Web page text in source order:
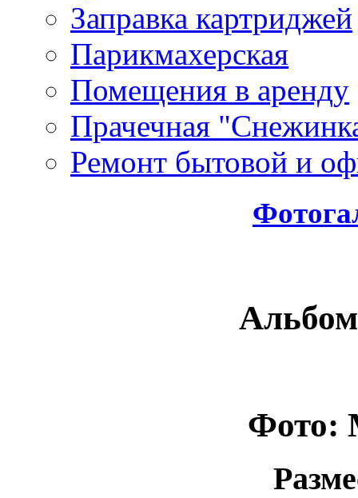
Заправка картриджей
Парикмахерская
Помещения в аренду
Прачечная
Ремонт бытовой и
Фото: